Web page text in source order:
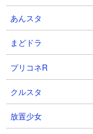
最優先。もしにゃん
ツアイを入れてあげ
アタッカーなので、
あんスタ
まどドラ
プリコネR
クルスタ
放置少女